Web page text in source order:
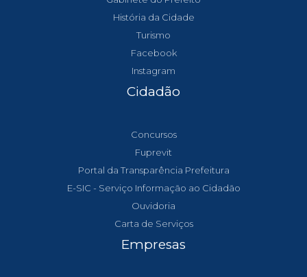
História da Cidade
Turismo
Facebook
Instagram
Cidadão
Concursos
Fuprevit
Portal da Transparência Prefeitura
E-SIC - Serviço Informação ao Cidadão
Ouvidoria
Carta de Serviços
Empresas